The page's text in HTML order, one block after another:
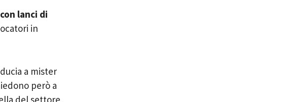
lanci di
in
a mister
però a
del settore